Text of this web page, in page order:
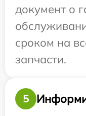
документ о
сроком на
запчасти.
5